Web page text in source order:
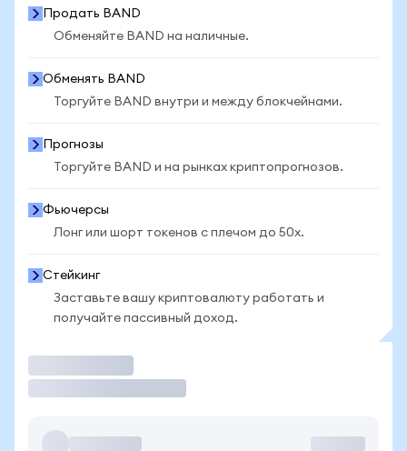
Продать BAND
Обменяйте BAND на наличные.
Обменять BAND
Торгуйте BAND внутри и между блокчейнами.
Прогнозы
Торгуйте BAND и на рынках криптопрогнозов.
Фьючерсы
Лонг или шорт токенов с плечом до 50x.
Стейкинг
Заставьте вашу криптовалюту работать и
получайте пассивный доход.